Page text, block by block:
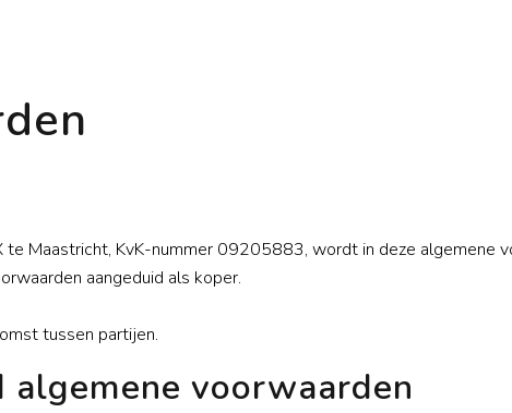
Maastricht, KvK-nummer 09205883, wordt in deze algemene
aangeduid als koper.
tussen partijen.
voorwaarden